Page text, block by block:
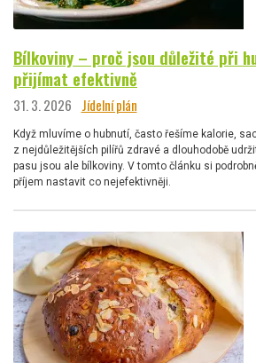
Bílkoviny – proč jsou důležité při
přijímat efektivně
31. 3. 2026 Jídelní plán
Když mluvíme o hubnutí, často řešíme kalorie,
z nejdůležitějších pilířů zdravé a dlouhodobě
pasu jsou ale bílkoviny. V tomto článku si
příjem nastavit co nejefektivněji.